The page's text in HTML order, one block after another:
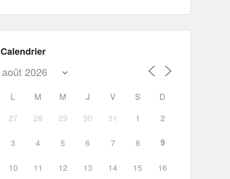
Calendrier
L M M J V S
D
27
28 29 30 31 1 2
3 4 5 6 7 8 9
10 11 12 13 14 15 16